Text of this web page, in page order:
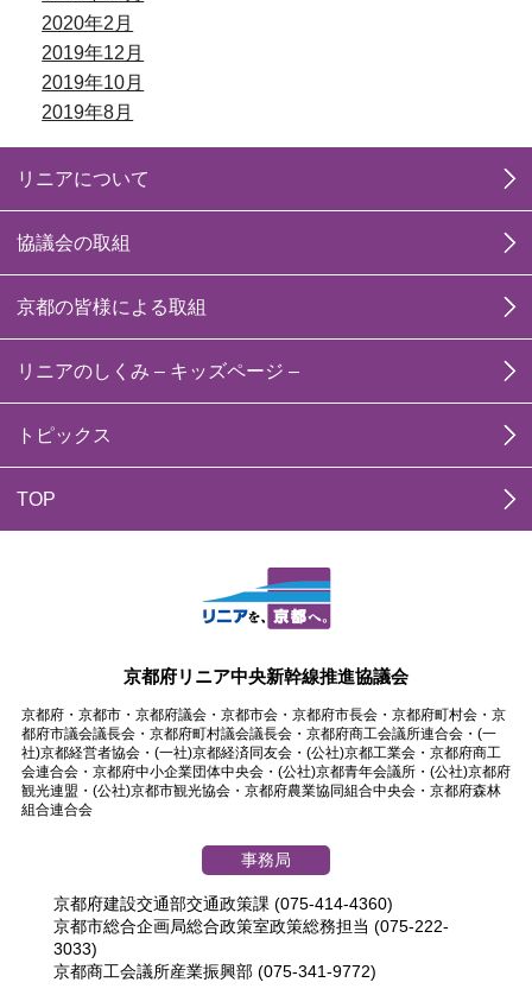
2020年2月
2019年12月
2019年10月
2019年8月
リニアについて
協議会の取組
京都の皆様による取組
リニアのしくみ – キッズページ –
トピックス
TOP
京都府リニア中央新幹線推進協議会
京都府・京都市・京都府議会・京都市会・京都府市長会・京都府町村会・京
都府市議会議長会・京都府町村議会議長会・京都府商工会議所連合会・(一
社)京都経営者協会・(一社)京都経済同友会・(公社)京都工業会・京都府商工
会連合会・京都府中小企業団体中央会・(公社)京都青年会議所・(公社)京都府
観光連盟・(公社)京都市観光協会・京都府農業協同組合中央会・京都府森林
組合連合会
事務局
京都府建設交通部交通政策課 (075-414-4360)
京都市総合企画局総合政策室政策総務担当 (075-222-
3033)
京都商工会議所産業振興部 (075-341-9772)